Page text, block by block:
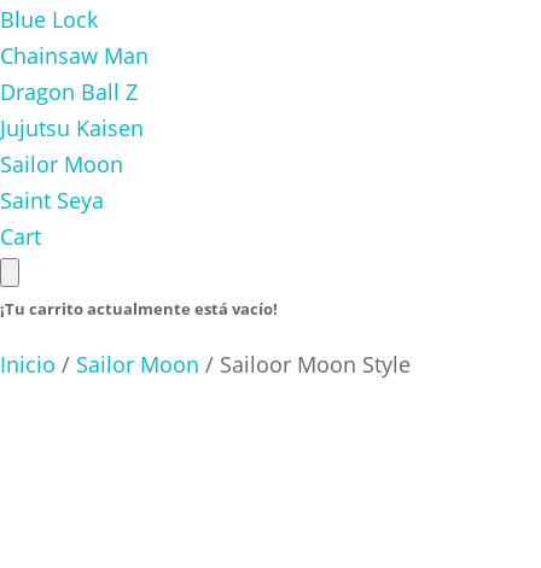
Blue Lock
Chainsaw Man
Dragon Ball Z
Jujutsu Kaisen
Sailor Moon
Saint Seya
Cart
¡Tu carrito actualmente está vacío!
Inicio / Sailor Moon / Sailoor Moon Style